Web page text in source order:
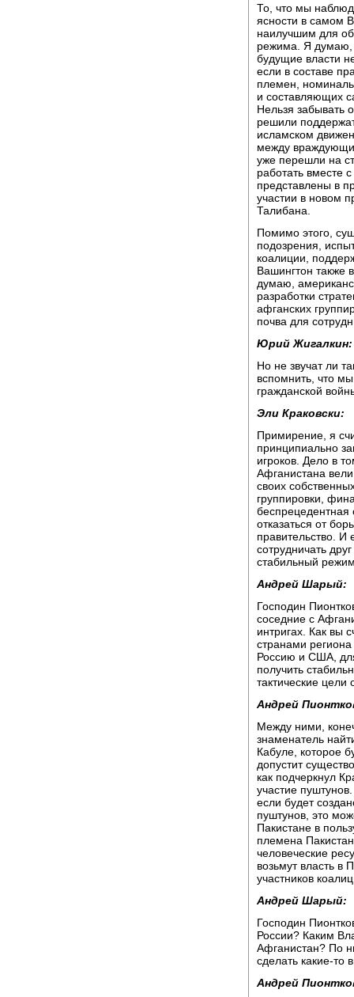
То, что мы
ясности в самом
наилучшим для
режима. Я думаю,
будущие власти
если в составе
племен,
и составляющих
Нельзя забывать
решили
исламском
между
уже перешли на
работать вместе
представлены в
участии в новом
Талибана.
Помимо этого,
подозрения,
коалиции,
Вашингтон также
думаю,
разработки
афганских
почва для
Юрий Жигалкин:
Но не звучат ли
вспомнить, что
гражданской
Эли Краковски:
Примирение, я
принципиально
игроков. Дело в
Афганистана
своих
группировки,
беспрецедентная
отказаться от
правительство. И
сотрудничать
стабильный
Андрей Шарый:
Господин
соседние с
интригах. Как вы
странами
Россию и США,
получить
тактические цели
Андрей
Между ними,
знаменатель
Кабуле, которое
допустит
как подчеркнул
участие
если будет
пуштунов, это
Пакистане в
племена
человеческие
возьмут власть в
участников
Андрей Шарый:
Господин
России? Каким
Афганистан? По
сделать какие-то
Андрей